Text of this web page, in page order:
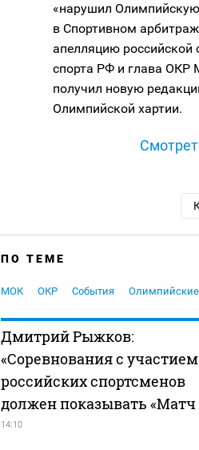
«нарушил
в Спортивном
апелляцию российской
спорта РФ и глава ОКР
получил новую
Олимпийской хартии.
ПО ТЕМЕ
МОК ОКР События
Дмитрий Рыжков:
«Соревнования с участием
российских спортсменов
должен показывать «Матч
14:10